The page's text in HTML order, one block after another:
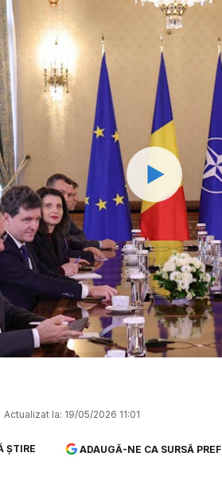
Actualizat la: 19/05/2026 11:01
ȘTIRE ADAUGĂ-NE CA SURSĂ